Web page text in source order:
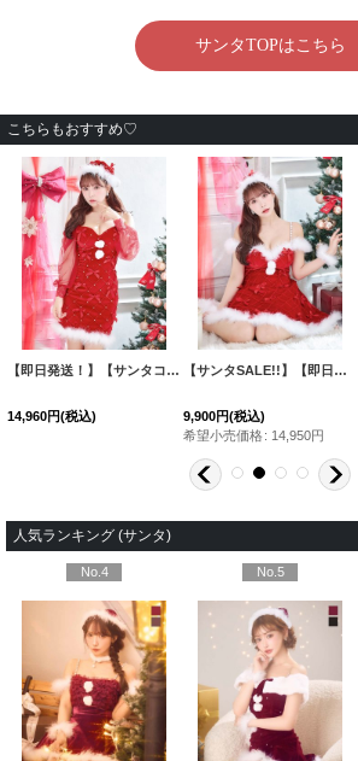
こちらもおすすめ♡
【即日発送！】【サンタコス 3点セット】【XS-XLサイズ/2カラー】キルティングリボン袖付きタイトサンタ[HC03]三上悠亜着用
14,960円(税込)
【サンタSALE!!】【即日発送！】【サンタコス 4点セット】【XS-XLサイズ/2カラー】リボンモチーフパールショルダーフレアサンタ[HC03]三上悠亜着用
9,900円(税込)
希望小売価格: 14,950円
人気ランキング (サンタ)
No.4 No.5